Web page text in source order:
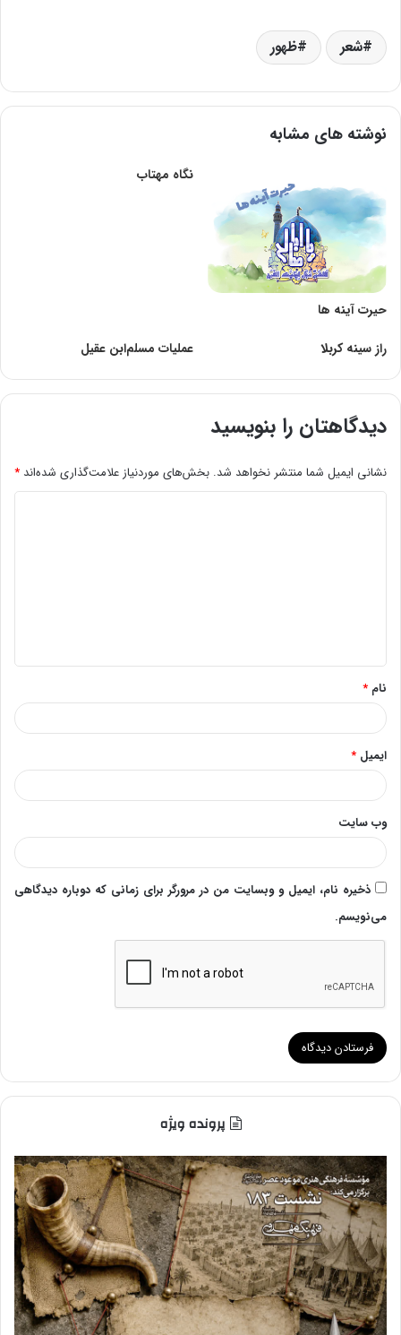
شعر ظهور
نوشته های مشابه
حیرت آینه ها
نگاه مهتاب
راز سینه کربلا عملیات مسلم‌ابن عقیل
دیدگاهتان را بنویسید
نشانی ایمیل شما منتشر نخواهد شد. بخش‌های موردنیاز علامت‌گذاری شده‌اند *
*
نام *
ایمیل *
وب‌ سایت
ذخیره نام، ایمیل و وبسایت من در مرورگر برای زمانی که دوباره دیدگاهی
می‌نویسم.
پرونده ویژه